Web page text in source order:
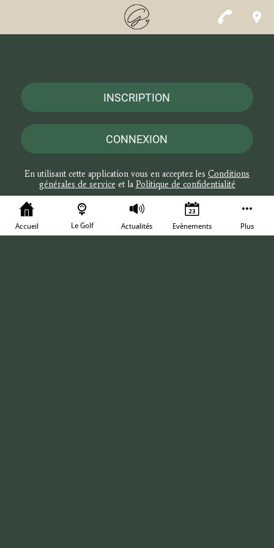
INSCRIPTION
CONNEXION
En utilisant cette application vous en acceptez les Conditions
générales de service et la Politique de confidentialité
Accueil Le Golf Actualités Evènements Plus